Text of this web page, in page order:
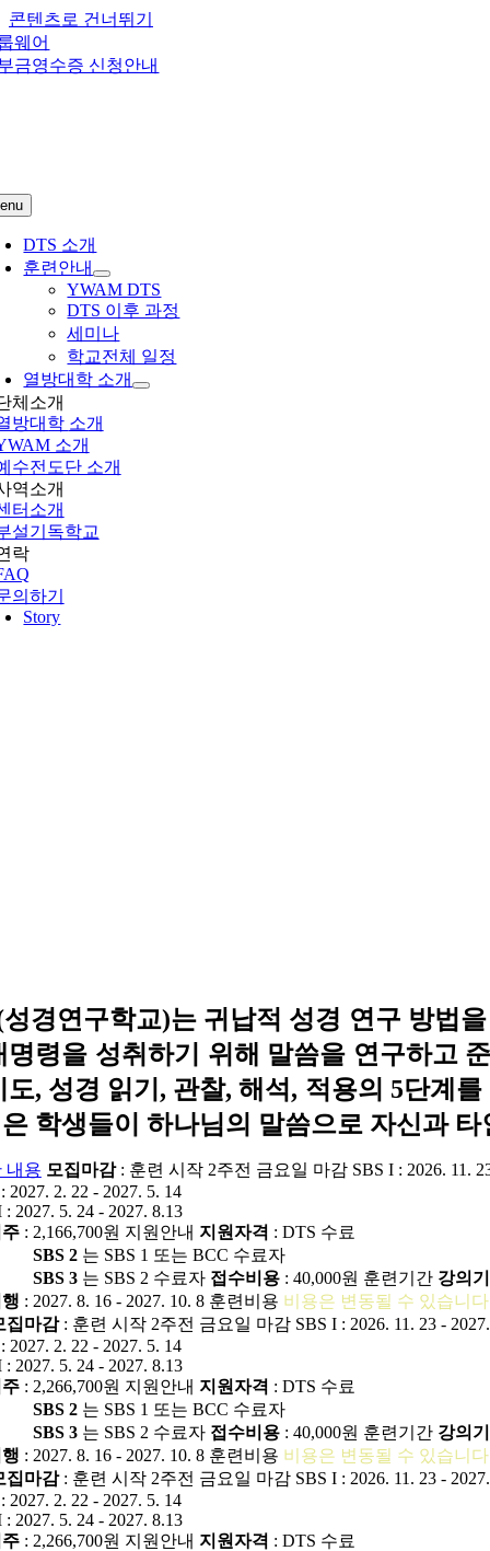
콘텐츠로 건너뛰기
웨어
금영수증 신청안내
DTS 소개
훈련안내
YWAM DTS
DTS 이후 과정
세미나
학교전체 일정
열방대학 소개
체소개
방대학 소개
소개
수전도단 소개
역소개
터소개
설기독학교
락
의하기
Story
성경연구학교)는 귀납적 성경 연구 방법
명령을 성취하기 위해 말씀을 연구하고
도, 성경 읽기, 관찰, 해석, 적용의 5단계
학생들이 하나님의 말씀으로 자신과
내용 모집마감: 훈련 시작 2주전 금요일 마감 SBS I : 2026. 11.
2027. 2. 22 - 2027. 5. 14
2027. 5. 24 - 2027. 8.13
: 2,166,700원 지원안내 지원자격 : DTS 수료
SBS 2는 SBS 1 또는 BCC 수료자
SBS 3는 SBS 2 수료자 접수비용: 40,000원 훈련기간 강의
: 2027. 8. 16 - 2027. 10. 8 훈련비용 비용은 변동될 수 있습니
집마감: 훈련 시작 2주전 금요일 마감 SBS I : 2026. 11. 23 -
2027. 2. 22 - 2027. 5. 14
2027. 5. 24 - 2027. 8.13
: 2,266,700원 지원안내 지원자격 : DTS 수료
SBS 2는 SBS 1 또는 BCC 수료자
SBS 3는 SBS 2 수료자 접수비용: 40,000원 훈련기간 강의
: 2027. 8. 16 - 2027. 10. 8 훈련비용 비용은 변동될 수 있습니
집마감: 훈련 시작 2주전 금요일 마감 SBS I : 2026. 11. 23 -
2027. 2. 22 - 2027. 5. 14
2027. 5. 24 - 2027. 8.13
: 2,266,700원 지원안내 지원자격 : DTS 수료